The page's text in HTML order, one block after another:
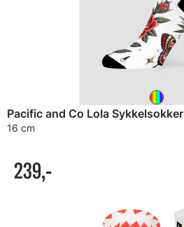
Pacific and Co Lola Sykkelsokker
16 cm
239,-